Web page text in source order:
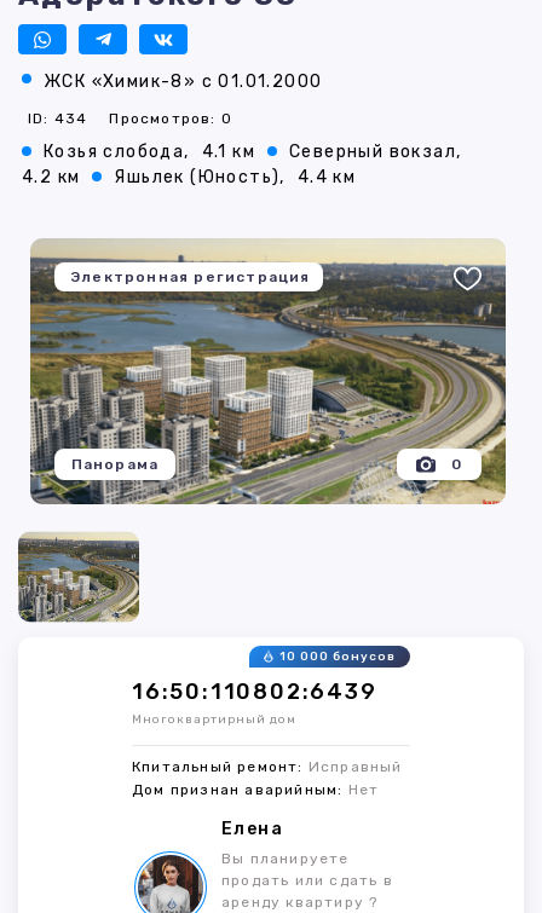
ЖСК «Химик-8» с 01.01.2000
ID: 434 Просмотров: 0
Козья слобода, 4.1 км
Северный вокзал,
4.2 км
Яшьлек (Юность), 4.4 км
Электронная регистрация
0
Панорама
16:50:110802:6439
10 000 бонусов
Многоквартирный дом
Кпитальный ремонт: Исправный
Дом признан аварийным: Нет
Елена
Вы планируете
продать или сдать в
аренду квартиру ?